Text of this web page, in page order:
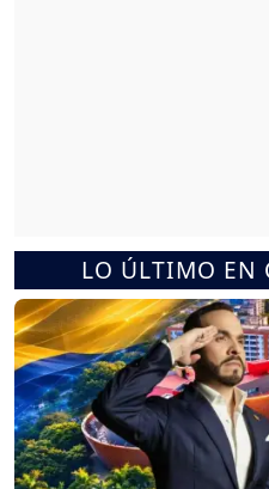
LO ÚLTIMO EN